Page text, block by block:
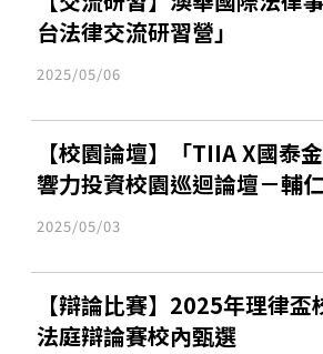
台法律交流研習營」
2025/05/06
【校園論壇】「TIIA X國泰
響力投資校園巡迴論壇－輔
2025/05/03
【辯論比賽】2025年理律
法庭辯論賽校內甄選